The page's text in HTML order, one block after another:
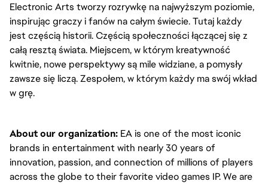
Electronic Arts tworzy rozrywkę na najwyższym poziomie,
inspirując graczy i fanów na całym świecie. Tutaj każdy
jest częścią historii. Częścią społeczności łączącej się z
całą resztą świata. Miejscem, w którym kreatywność
kwitnie, nowe perspektywy są mile widziane, a pomysły
zawsze się liczą. Zespołem, w którym każdy ma swój wkład
w grę.
About our organization: EA is one of the most iconic
brands in entertainment with nearly 30 years of
innovation, passion, and connection of millions of players
across the globe to their favorite video games IP. We are